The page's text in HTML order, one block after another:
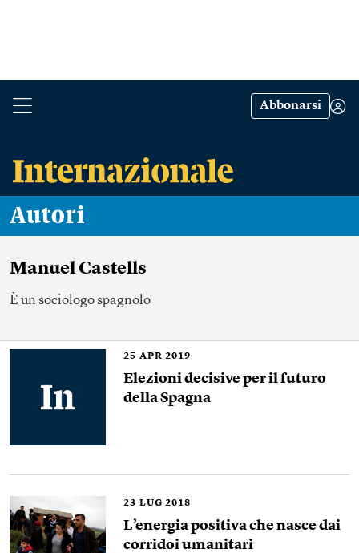
Abbonarsi
Autori
Manuel Castells
È un sociologo spagnolo
25 APR 2019
Elezioni decisive per il futuro
della Spagna
23 LUG 2018
L’energia positiva che nasce dai
corridoi umanitari